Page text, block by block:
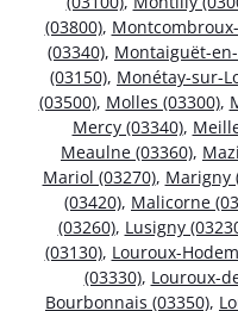
(03800),
(03340), Montaiguët-
(03150), Monétay-sur-
(03500), Molles (03300),
Mercy (03340),
Meaulne (03360),
Mariol (03270), Marigny
(03420), Malicorne
(03260), Lusigny
(03130), Louroux-
(03330), Louroux-
Bourbonnais (03350),